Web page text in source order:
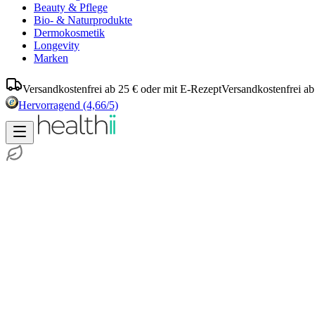
Beauty & Pflege
Bio- & Naturprodukte
Dermokosmetik
Longevity
Marken
Versandkostenfrei ab 25 € oder mit E-RezeptVersandkostenfrei
Hervorragend (4,66/5)